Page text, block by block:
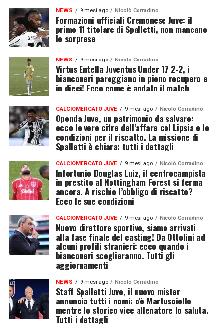
NEWS 9 mesi ago Nicolò Corradino
Formazioni ufficiali Cremonese Juve: il
primo 11 titolare di Spalletti, non mancano
le sorprese
NEWS 9 mesi ago Nicolò Corradino
Virtus Entella Juventus Under 17 2-2, i
bianconeri pareggiano in pieno recupero e
in dieci! Ecco come è andato il match
CALCIOMERCATO JUVE 9 mesi ago Nicolò Corradino
Openda Juve, un patrimonio da salvare:
ecco le vere cifre dell’affare col Lipsia e le
condizioni per il riscatto. La missione di
Spalletti è chiara: tutti i dettagli
CALCIOMERCATO JUVE 9 mesi ago Nicolò Corradino
Infortunio Douglas Luiz, il centrocampista
in prestito al Nottingham Forest si ferma
ancora. A rischio l’obbligo di riscatto?
Ecco le sue condizioni
CALCIOMERCATO JUVE 9 mesi ago Nicolò Corradino
Nuovo direttore sportivo, siamo arrivati
alla fase finale del casting! Da Ottolini ad
alcuni profili stranieri: ecco quando i
bianconeri sceglieranno. Tutti gli
aggiornamenti
NEWS 9 mesi ago Nicolò Corradino
Staff Spalletti Juve, il nuovo mister
annuncia tutti i nomi: c’è Martusciello
mentre lo storico vice allenatore lo saluta.
Tutti i dettagli